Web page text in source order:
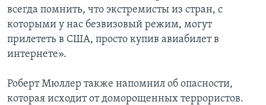
всегда помнить, что экстремисты из стран, с
которыми у нас безвизовый режим, могут
прилететь в США, просто купив авиабилет в
интернете».
Роберт Мюллер также напомнил об опасности,
которая исходит от доморощенных террористов.